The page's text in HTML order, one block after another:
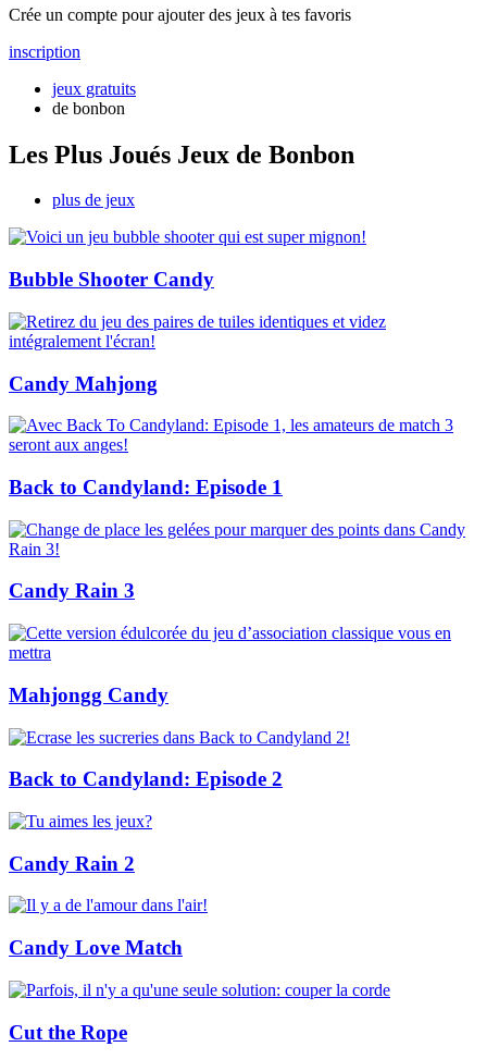
Crée un compte pour ajouter des jeux à tes favoris
inscription
jeux gratuits
de bonbon
Les Plus Joués Jeux de Bonbon
plus de jeux
Bubble Shooter Candy
Candy Mahjong
Back to Candyland: Episode 1
Candy Rain 3
Mahjongg Candy
Back to Candyland: Episode 2
Candy Rain 2
Candy Love Match
Cut the Rope